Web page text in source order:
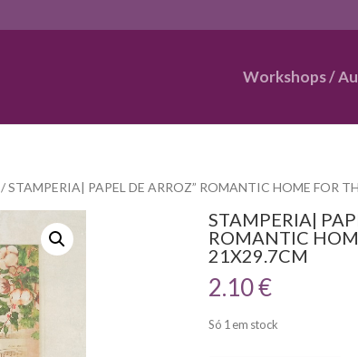
Workshops /
/ STAMPERIA| PAPEL DE ARROZ” ROMANTIC HOME FOR
STAMPERIA|
ROMANTIC
21X29.7CM
2.10€
Só 1 em stock